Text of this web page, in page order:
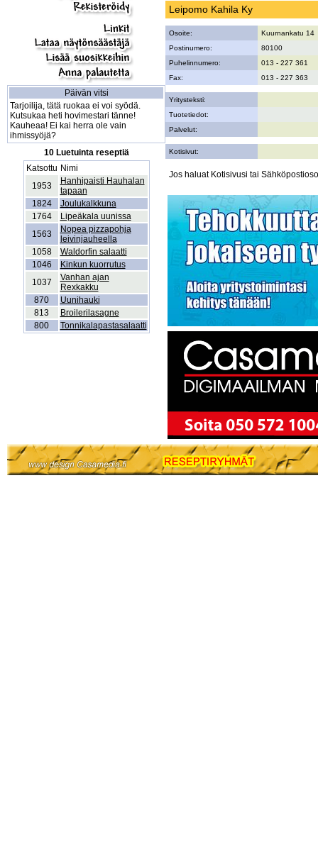
Päivän vitsi
Tarjoilija, tätä ruokaa ei voi syödä.
Kutsukaa heti hovimestari tänne!
Kauheaa! Ei kai herra ole vain
ihmissyöjä?
10 Luetuinta reseptiä
Katsottu Nimi
1953
Hanhipaisti Hauhalan
tapaan
1824
Joulukalkkuna
1764
Lipeäkala uunissa
1563
Nopea pizzapohja
leivinjauheella
1058
Waldorfin salaatti
1046
Kinkun kuorrutus
1037
Vanhan ajan
Rexkakku
870
Uunihauki
813
Broilerilasagne
800
Tonnikalapastasalaatti
Leipomo Kahila Ky
Osoite:
Kuurnankatu 14
Postinumero:
80100
Puhelinnumero:
013 - 227 361
Fax:
013 - 227 363
Yritysteksti:
Tuotetiedot:
Palvelut:
Kotisivut:
Jos haluat Kotisivusi tai